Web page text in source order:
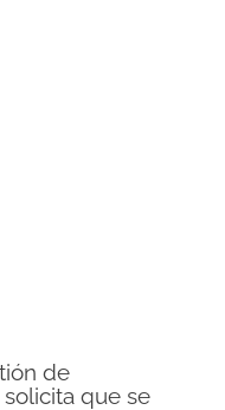
de
que se